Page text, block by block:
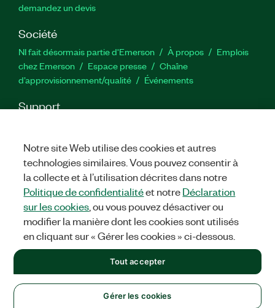
demandez un devis
Société
NI fait désormais partie d'Emerson À propos
Emplois
chez Emerson
Espace presse
Chaîne
d’approvisionnement/qualité
Événements
Support
service
Commentaires sur le site
TwitterYouTube
©2026NATIONAL INSTRUMENTS CORP. TOUS DROITS RÉSERVÉS.
Notre site Web utilise des cookies et autres
technologies similaires. Vous pouvez consentir à
la collecte et à l’utilisation décrites dans notre
Politique de confidentialitéet notreDéclaration
sur les cookies , ou vous pouvez désactiver ou
modifier la manière dont les cookies sont utilisés
en cliquant sur « Gérer les cookies » ci-dessous.
Gérer les cookies
Tout accepter